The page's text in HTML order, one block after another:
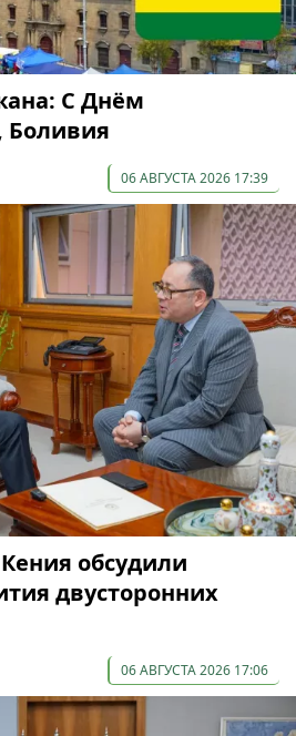
С Днём
Боливия
06 АВГУСТА 2026 17:39
обсудили
двусторонних
06 АВГУСТА 2026 17:06